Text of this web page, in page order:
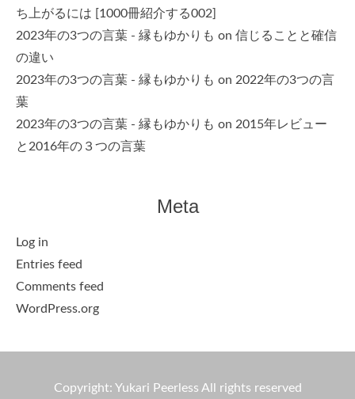
ち上がるには [1000冊紹介する002]
2023年の3つの言葉 - 縁もゆかりも on 信じることと確信
の違い
2023年の3つの言葉 - 縁もゆかりも on 2022年の3つの言
葉
2023年の3つの言葉 - 縁もゆかりも on 2015年レビュー
と2016年の３つの言葉
Meta
Log in
Entries feed
Comments feed
WordPress.org
Copyright: Yukari Peerless All rights reserved